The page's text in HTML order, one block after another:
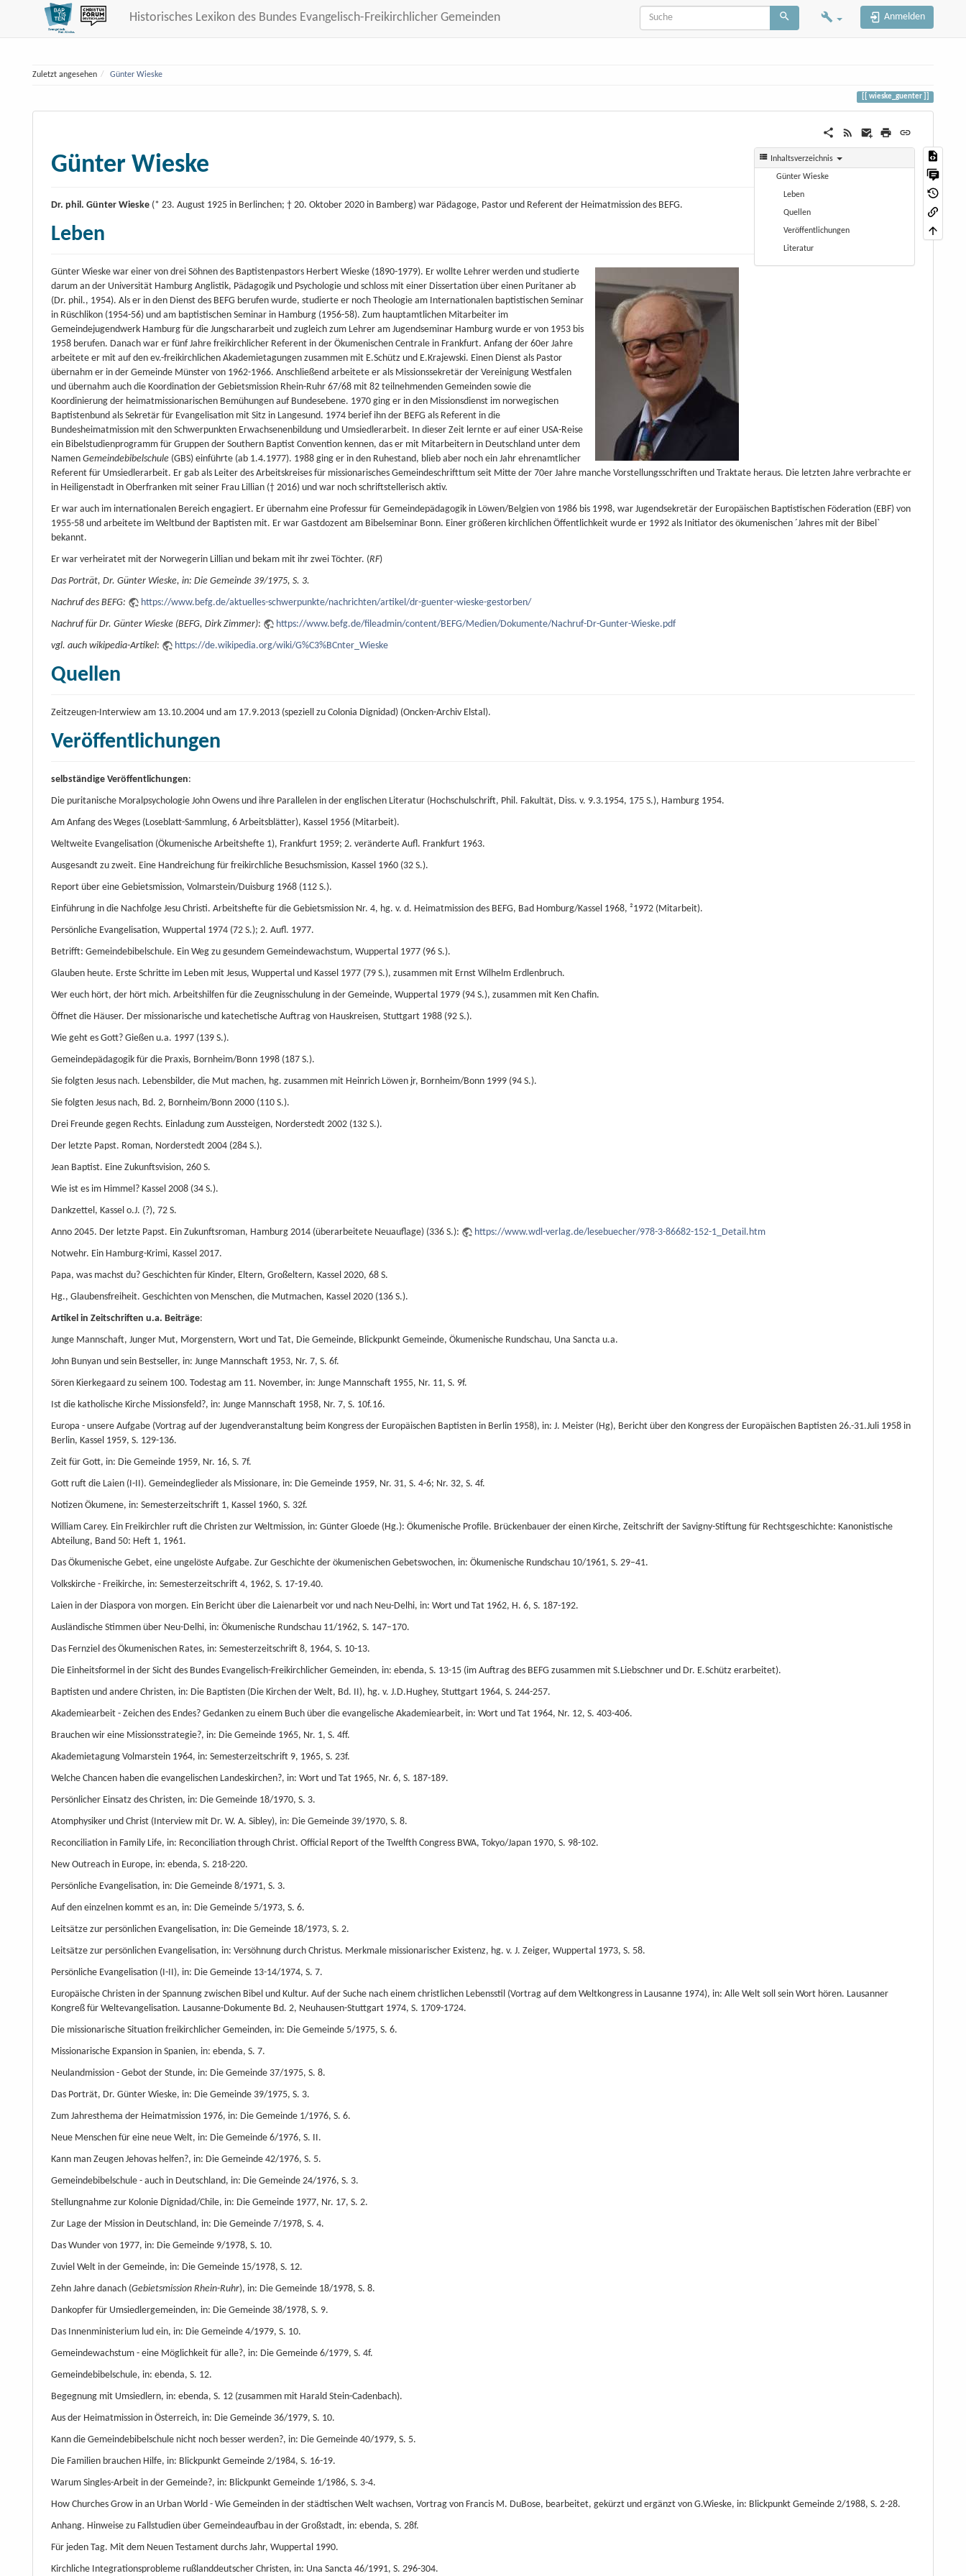
Historisches Lexikon des Bundes Evangelisch-Freikirchlicher Gemeinden Anmelden
Zuletzt angesehen Günter Wieske
wieske_guenter
Inhaltsverzeichnis
Günter Wieske
Leben
Quellen
Veröffentlichungen
Literatur
Günter Wieske
Dr. phil. Günter Wieske (* 23. August 1925 in Berlinchen; † 20. Oktober 2020 in Bamberg) war Pädagoge, Pastor und Referent der Heimatmission des BEFG.
Leben
Günter Wieske war einer von drei Söhnen des Baptistenpastors Herbert Wieske (1890-1979). Er wollte Lehrer werden und studierte
darum an der Universität Hamburg Anglistik, Pädagogik und Psychologie und schloss mit einer Dissertation über einen Puritaner ab
(Dr. phil., 1954). Als er in den Dienst des BEFG berufen wurde, studierte er noch Theologie am Internationalen baptistischen Seminar
in Rüschlikon (1954-56) und am baptistischen Seminar in Hamburg (1956-58). Zum hauptamtlichen Mitarbeiter im
Gemeindejugendwerk Hamburg für die Jungschararbeit und zugleich zum Lehrer am Jugendseminar Hamburg wurde er von 1953 bis
1958 berufen. Danach war er fünf Jahre freikirchlicher Referent in der Ökumenischen Centrale in Frankfurt. Anfang der 60er Jahre
arbeitete er mit auf den ev.-freikirchlichen Akademietagungen zusammen mit E.Schütz und E.Krajewski. Einen Dienst als Pastor
übernahm er in der Gemeinde Münster von 1962-1966. Anschließend arbeitete er als Missionssekretär der Vereinigung Westfalen
und übernahm auch die Koordination der Gebietsmission Rhein-Ruhr 67/68 mit 82 teilnehmenden Gemeinden sowie die
Koordinierung der heimatmissionarischen Bemühungen auf Bundesebene. 1970 ging er in den Missionsdienst im norwegischen
Baptistenbund als Sekretär für Evangelisation mit Sitz in Langesund. 1974 berief ihn der BEFG als Referent in die
Bundesheimatmission mit den Schwerpunkten Erwachsenenbildung und Umsiedlerarbeit. In dieser Zeit lernte er auf einer USA-Reise
ein Bibelstudienprogramm für Gruppen der Southern Baptist Convention kennen, das er mit Mitarbeitern in Deutschland unter dem
Namen Gemeindebibelschule (GBS) einführte (ab 1.4.1977). 1988 ging er in den Ruhestand, blieb aber noch ein Jahr ehrenamtlicher
Referent für Umsiedlerarbeit. Er gab als Leiter des Arbeitskreises für missionarisches Gemeindeschrifttum seit Mitte der 70er Jahre manche Vorstellungsschriften und Traktate heraus. Die letzten Jahre verbrachte er
in Heiligenstadt in Oberfranken mit seiner Frau Lillian († 2016) und war noch schriftstellerisch aktiv.
Er war auch im internationalen Bereich engagiert. Er übernahm eine Professur für Gemeindepädagogik in Löwen/Belgien von 1986 bis 1998, war Jugendsekretär der Europäischen Baptistischen Föderation (EBF) von
1955-58 und arbeitete im Weltbund der Baptisten mit. Er war Gastdozent am Bibelseminar Bonn. Einer größeren kirchlichen Öffentlichkeit wurde er 1992 als Initiator des ökumenischen ´Jahres mit der Bibel`
bekannt.
Er war verheiratet mit der Norwegerin Lillian und bekam mit ihr zwei Töchter. (RF)
Das Porträt, Dr. Günter Wieske, in: Die Gemeinde 39/1975, S. 3.
Nachruf des BEFG:
https://www.befg.de/aktuelles-schwerpunkte/nachrichten/artikel/dr-guenter-wieske-gestorben/
Nachruf für Dr. Günter Wieske (BEFG, Dirk Zimmer):
https://www.befg.de/fileadmin/content/BEFG/Medien/Dokumente/Nachruf-Dr-Gunter-Wieske.pdf
vgl. auch wikipedia-Artikel: https://de.wikipedia.org/wiki/G%C3%BCnter_Wieske
Quellen
Zeitzeugen-Interwiew am 13.10.2004 und am 17.9.2013 (speziell zu Colonia Dignidad) (Oncken-Archiv Elstal).
Veröffentlichungen
selbständige Veröffentlichungen:
Die puritanische Moralpsychologie John Owens und ihre Parallelen in der englischen Literatur (Hochschulschrift, Phil. Fakultät, Diss. v. 9.3.1954, 175 S.), Hamburg 1954.
Am Anfang des Weges (Loseblatt-Sammlung, 6 Arbeitsblätter), Kassel 1956 (Mitarbeit).
Weltweite Evangelisation (Ökumenische Arbeitshefte 1), Frankfurt 1959; 2. veränderte Aufl. Frankfurt 1963.
Ausgesandt zu zweit. Eine Handreichung für freikirchliche Besuchsmission, Kassel 1960 (32 S.).
Report über eine Gebietsmission, Volmarstein/Duisburg 1968 (112 S.).
Einführung in die Nachfolge Jesu Christi. Arbeitshefte für die Gebietsmission Nr. 4, hg. v. d. Heimatmission des BEFG, Bad Homburg/Kassel 1968, ²1972 (Mitarbeit).
Persönliche Evangelisation, Wuppertal 1974 (72 S.); 2. Aufl. 1977.
Betrifft: Gemeindebibelschule. Ein Weg zu gesundem Gemeindewachstum, Wuppertal 1977 (96 S.).
Glauben heute. Erste Schritte im Leben mit Jesus, Wuppertal und Kassel 1977 (79 S.), zusammen mit Ernst Wilhelm Erdlenbruch.
Wer euch hört, der hört mich. Arbeitshilfen für die Zeugnisschulung in der Gemeinde, Wuppertal 1979 (94 S.), zusammen mit Ken Chafin.
Öffnet die Häuser. Der missionarische und katechetische Auftrag von Hauskreisen, Stuttgart 1988 (92 S.).
Wie geht es Gott? Gießen u.a. 1997 (139 S.).
Gemeindepädagogik für die Praxis, Bornheim/Bonn 1998 (187 S.).
Sie folgten Jesus nach. Lebensbilder, die Mut machen, hg. zusammen mit Heinrich Löwen jr, Bornheim/Bonn 1999 (94 S.).
Sie folgten Jesus nach, Bd. 2, Bornheim/Bonn 2000 (110 S.).
Drei Freunde gegen Rechts. Einladung zum Aussteigen, Norderstedt 2002 (132 S.).
Der letzte Papst. Roman, Norderstedt 2004 (284 S.).
Jean Baptist. Eine Zukunftsvision, 260 S.
Wie ist es im Himmel? Kassel 2008 (34 S.).
Dankzettel, Kassel o.J. (?), 72 S.
Anno 2045. Der letzte Papst. Ein Zukunftsroman, Hamburg 2014 (überarbeitete Neuauflage) (336 S.):
https://www.wdl-verlag.de/lesebuecher/978-3-86682-152-1_Detail.htm
Notwehr. Ein Hamburg-Krimi, Kassel 2017.
Papa, was machst du? Geschichten für Kinder, Eltern, Großeltern, Kassel 2020, 68 S.
Hg., Glaubensfreiheit. Geschichten von Menschen, die Mutmachen, Kassel 2020 (136 S.).
Artikel in Zeitschriften u.a. Beiträge:
Junge Mannschaft, Junger Mut, Morgenstern, Wort und Tat, Die Gemeinde, Blickpunkt Gemeinde, Ökumenische Rundschau, Una Sancta u.a.
John Bunyan und sein Bestseller, in: Junge Mannschaft 1953, Nr. 7, S. 6f.
Sören Kierkegaard zu seinem 100. Todestag am 11. November, in: Junge Mannschaft 1955, Nr. 11, S. 9f.
Ist die katholische Kirche Missionsfeld?, in: Junge Mannschaft 1958, Nr. 7, S. 10f.16.
Europa - unsere Aufgabe (Vortrag auf der Jugendveranstaltung beim Kongress der Europäischen Baptisten in Berlin 1958), in: J. Meister (Hg), Bericht über den Kongress der Europäischen Baptisten 26.-31.Juli 1958 in
Berlin, Kassel 1959, S. 129-136.
Zeit für Gott, in: Die Gemeinde 1959, Nr. 16, S. 7f.
Gott ruft die Laien (I-II). Gemeindeglieder als Missionare, in: Die Gemeinde 1959, Nr. 31, S. 4-6; Nr. 32, S. 4f.
Notizen Ökumene, in: Semesterzeitschrift 1, Kassel 1960, S. 32f.
William Carey. Ein Freikirchler ruft die Christen zur Weltmission, in: Günter Gloede (Hg.): Ökumenische Profile. Brückenbauer der einen Kirche, Zeitschrift der Savigny-Stiftung für Rechtsgeschichte: Kanonistische
Abteilung, Band 50: Heft 1, 1961.
Das Ökumenische Gebet, eine ungelöste Aufgabe. Zur Geschichte der ökumenischen Gebetswochen, in: Ökumenische Rundschau 10/1961, S. 29–41.
Volkskirche - Freikirche, in: Semesterzeitschrift 4, 1962, S. 17-19.40.
Laien in der Diaspora von morgen. Ein Bericht über die Laienarbeit vor und nach Neu-Delhi, in: Wort und Tat 1962, H. 6, S. 187-192.
Ausländische Stimmen über Neu-Delhi, in: Ökumenische Rundschau 11/1962, S. 147–170.
Das Fernziel des Ökumenischen Rates, in: Semesterzeitschrift 8, 1964, S. 10-13.
Die Einheitsformel in der Sicht des Bundes Evangelisch-Freikirchlicher Gemeinden, in: ebenda, S. 13-15 (im Auftrag des BEFG zusammen mit S.Liebschner und Dr. E.Schütz erarbeitet).
Baptisten und andere Christen, in: Die Baptisten (Die Kirchen der Welt, Bd. II), hg. v. J.D.Hughey, Stuttgart 1964, S. 244-257.
Akademiearbeit - Zeichen des Endes? Gedanken zu einem Buch über die evangelische Akademiearbeit, in: Wort und Tat 1964, Nr. 12, S. 403-406.
Brauchen wir eine Missionsstrategie?, in: Die Gemeinde 1965, Nr. 1, S. 4ff.
Akademietagung Volmarstein 1964, in: Semesterzeitschrift 9, 1965, S. 23f.
Welche Chancen haben die evangelischen Landeskirchen?, in: Wort und Tat 1965, Nr. 6, S. 187-189.
Persönlicher Einsatz des Christen, in: Die Gemeinde 18/1970, S. 3.
Atomphysiker und Christ (Interview mit Dr. W. A. Sibley), in: Die Gemeinde 39/1970, S. 8.
Reconciliation in Family Life, in: Reconciliation through Christ. Official Report of the Twelfth Congress BWA, Tokyo/Japan 1970, S. 98-102.
New Outreach in Europe, in: ebenda, S. 218-220.
Persönliche Evangelisation, in: Die Gemeinde 8/1971, S. 3.
Auf den einzelnen kommt es an, in: Die Gemeinde 5/1973, S. 6.
Leitsätze zur persönlichen Evangelisation, in: Die Gemeinde 18/1973, S. 2.
Leitsätze zur persönlichen Evangelisation, in: Versöhnung durch Christus. Merkmale missionarischer Existenz, hg. v. J. Zeiger, Wuppertal 1973, S. 58.
Persönliche Evangelisation (I-II), in: Die Gemeinde 13-14/1974, S. 7.
Europäische Christen in der Spannung zwischen Bibel und Kultur. Auf der Suche nach einem christlichen Lebensstil (Vortrag auf dem Weltkongress in Lausanne 1974), in: Alle Welt soll sein Wort hören. Lausanner
Kongreß für Weltevangelisation. Lausanne-Dokumente Bd. 2, Neuhausen-Stuttgart 1974, S. 1709-1724.
Die missionarische Situation freikirchlicher Gemeinden, in: Die Gemeinde 5/1975, S. 6.
Missionarische Expansion in Spanien, in: ebenda, S. 7.
Neulandmission - Gebot der Stunde, in: Die Gemeinde 37/1975, S. 8.
Das Porträt, Dr. Günter Wieske, in: Die Gemeinde 39/1975, S. 3.
Zum Jahresthema der Heimatmission 1976, in: Die Gemeinde 1/1976, S. 6.
Neue Menschen für eine neue Welt, in: Die Gemeinde 6/1976, S. II.
Kann man Zeugen Jehovas helfen?, in: Die Gemeinde 42/1976, S. 5.
Gemeindebibelschule - auch in Deutschland, in: Die Gemeinde 24/1976, S. 3.
Stellungnahme zur Kolonie Dignidad/Chile, in: Die Gemeinde 1977, Nr. 17, S. 2.
Zur Lage der Mission in Deutschland, in: Die Gemeinde 7/1978, S. 4.
Das Wunder von 1977, in: Die Gemeinde 9/1978, S. 10.
Zuviel Welt in der Gemeinde, in: Die Gemeinde 15/1978, S. 12.
Zehn Jahre danach (Gebietsmission Rhein-Ruhr), in: Die Gemeinde 18/1978, S. 8.
Dankopfer für Umsiedlergemeinden, in: Die Gemeinde 38/1978, S. 9.
Das Innenministerium lud ein, in: Die Gemeinde 4/1979, S. 10.
Gemeindewachstum - eine Möglichkeit für alle?, in: Die Gemeinde 6/1979, S. 4f.
Gemeindebibelschule, in: ebenda, S. 12.
Begegnung mit Umsiedlern, in: ebenda, S. 12 (zusammen mit Harald Stein-Cadenbach).
Aus der Heimatmission in Österreich, in: Die Gemeinde 36/1979, S. 10.
Kann die Gemeindebibelschule nicht noch besser werden?, in: Die Gemeinde 40/1979, S. 5.
Die Familien brauchen Hilfe, in: Blickpunkt Gemeinde 2/1984, S. 16-19.
Warum Singles-Arbeit in der Gemeinde?, in: Blickpunkt Gemeinde 1/1986, S. 3-4.
How Churches Grow in an Urban World - Wie Gemeinden in der städtischen Welt wachsen, Vortrag von Francis M. DuBose, bearbeitet, gekürzt und ergänzt von G.Wieske, in: Blickpunkt Gemeinde 2/1988, S. 2-28.
Anhang. Hinweise zu Fallstudien über Gemeindeaufbau in der Großstadt, in: ebenda, S. 28f.
Für jeden Tag. Mit dem Neuen Testament durchs Jahr, Wuppertal 1990.
Kirchliche Integrationsprobleme rußlanddeutscher Christen, in: Una Sancta 46/1991, S. 296-304.